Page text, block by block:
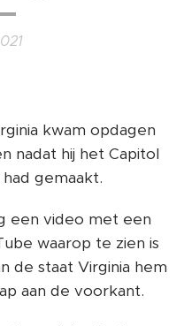
kwam opdagen
nadat hij het Capitol
gemaakt.
een video met een
waarop te zien is
de staat Virginia hem
aan de voorkant.